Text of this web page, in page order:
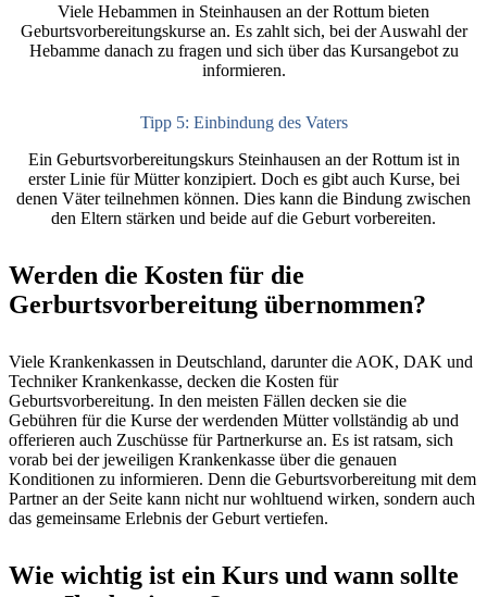
Viele Hebammen in Steinhausen an der Rottum bieten
Geburtsvorbereitungskurse an. Es zahlt sich, bei der Auswahl der
Hebamme danach zu fragen und sich über das Kursangebot zu
informieren.
Tipp 5: Einbindung des Vaters
Ein Geburtsvorbereitungskurs Steinhausen an der Rottum ist in
erster Linie für Mütter konzipiert. Doch es gibt auch Kurse, bei
denen Väter teilnehmen können. Dies kann die Bindung zwischen
den Eltern stärken und beide auf die Geburt vorbereiten.
Werden die Kosten für die
Gerburtsvorbereitung übernommen?
Viele Krankenkassen in Deutschland, darunter die AOK, DAK und
Techniker Krankenkasse, decken die Kosten für
Geburtsvorbereitung. In den meisten Fällen decken sie die
Gebühren für die Kurse der werdenden Mütter vollständig ab und
offerieren auch Zuschüsse für Partnerkurse an. Es ist ratsam, sich
vorab bei der jeweiligen Krankenkasse über die genauen
Konditionen zu informieren. Denn die Geburtsvorbereitung mit dem
Partner an der Seite kann nicht nur wohltuend wirken, sondern auch
das gemeinsame Erlebnis der Geburt vertiefen.
Wie wichtig ist ein Kurs und wann sollte